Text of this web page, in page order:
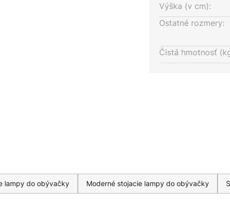
Výška (v cm):
Ostatné rozmery:
Čistá hmotnosť
lampy do obývačky Moderné stojacie lampy do obývačky